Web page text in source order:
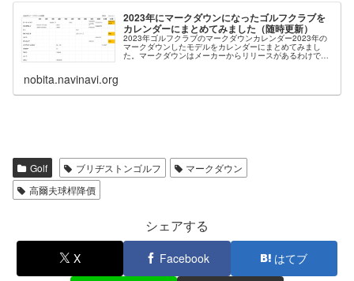
2023年にマークダウンになったゴルフクラブを
カレンダーにまとめてみました（随時更新）
2023年ゴルフクラブのマークダウンカレンダー2023年の
マークダウンしたモデルをカレンダーにまとめてみまし
た。マークダウンはメーカーからリリースがあるわけでは
nobita.navinavi.org
Golf ブリヂストンゴルフ
マークダウン
高爾夫球桿降價
シェアする
X Facebook はてブ